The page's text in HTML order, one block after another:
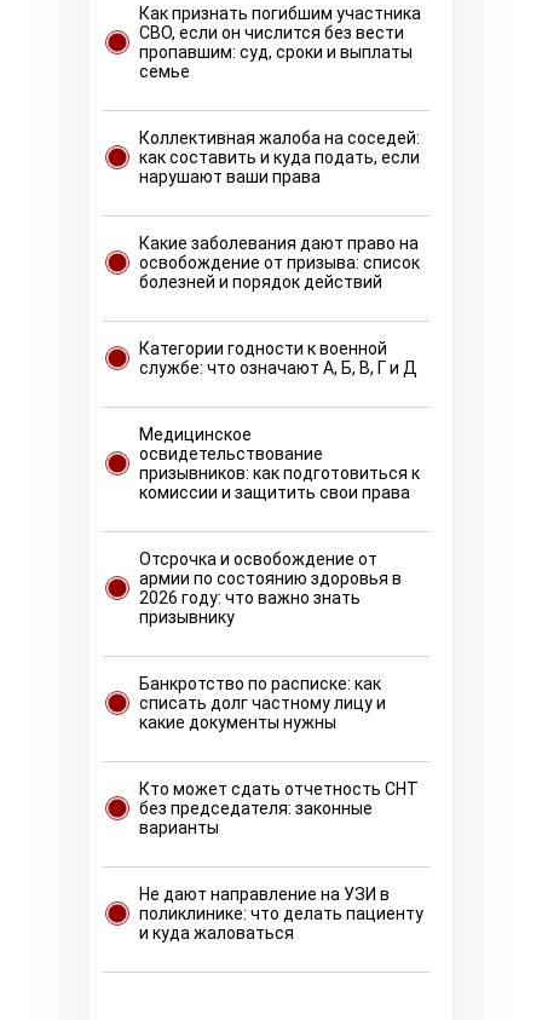
Как признать погибшим участника
СВО, если он числится без вести
пропавшим: суд, сроки и выплаты
семье
Коллективная жалоба на соседей:
как составить и куда подать, если
нарушают ваши права
Какие заболевания дают право на
освобождение от призыва: список
болезней и порядок действий
Категории годности к военной
службе: что означают А, Б, В, Г и Д
Медицинское
освидетельствование
призывников: как подготовиться к
комиссии и защитить свои права
Отсрочка и освобождение от
армии по состоянию здоровья в
2026 году: что важно знать
призывнику
Банкротство по расписке: как
списать долг частному лицу и
какие документы нужны
Кто может сдать отчетность СНТ
без председателя: законные
варианты
Не дают направление на УЗИ в
поликлинике: что делать пациенту
и куда жаловаться